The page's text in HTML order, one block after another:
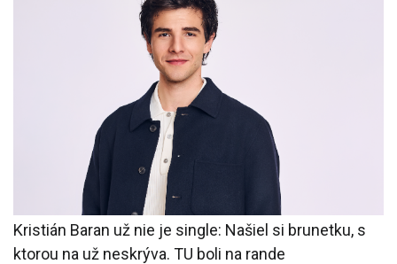
Kristián Baran už nie je single: Našiel si brunetku, s
ktorou na už neskrýva. TU boli na rande